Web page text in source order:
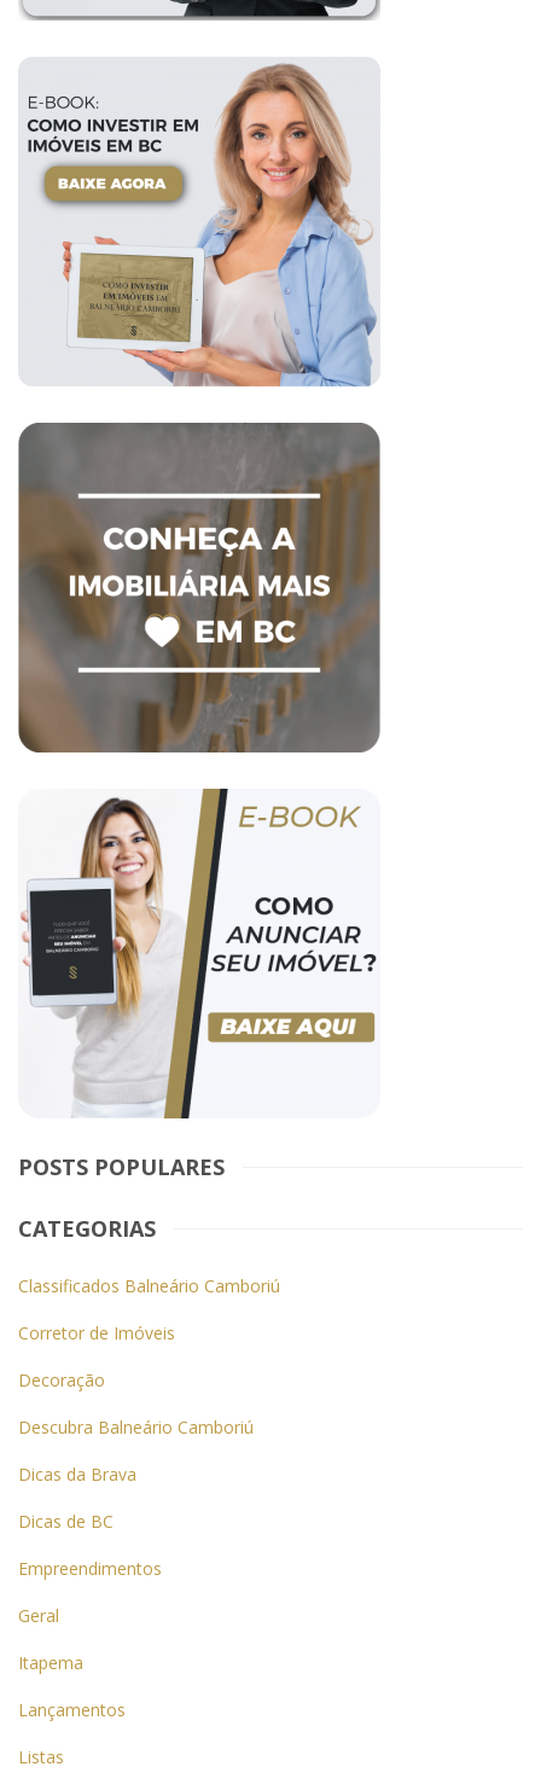
POSTS POPULARES
CATEGORIAS
Classificados Balneário Camboriú
Corretor de Imóveis
Decoração
Descubra Balneário Camboriú
Dicas da Brava
Dicas de BC
Empreendimentos
Geral
Itapema
Lançamentos
Listas